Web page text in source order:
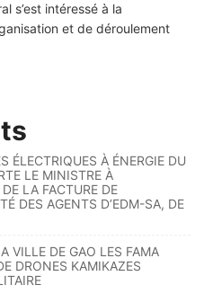
s’est intéressé à la
et de déroulement
ÉLECTRIQUES À ÉNERGIE DU
LE MINISTRE À
LA FACTURE DE
DES AGENTS D’EDM-SA, DE
VILLE DE GAO LES FAMA
DRONES KAMIKAZES